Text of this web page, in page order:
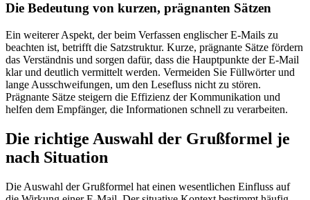
Die Bedeutung von kurzen, prägnanten Sätzen
Ein weiterer Aspekt, der beim Verfassen englischer E-Mails zu
beachten ist, betrifft die Satzstruktur. Kurze, prägnante Sätze fördern
das Verständnis und sorgen dafür, dass die Hauptpunkte der E-Mail
klar und deutlich vermittelt werden. Vermeiden Sie Füllwörter und
lange Ausschweifungen, um den Lesefluss nicht zu stören.
Prägnante Sätze steigern die Effizienz der Kommunikation und
helfen dem Empfänger, die Informationen schnell zu verarbeiten.
Die richtige Auswahl der Grußformel je
nach Situation
Die Auswahl der Grußformel hat einen wesentlichen Einfluss auf